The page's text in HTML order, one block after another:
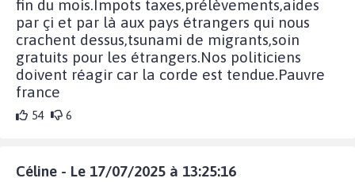
fin du mois.Impots taxes,prélèvements,aides
par çi et par là aux pays étrangers qui nous
crachent dessus,tsunami de migrants,soin
gratuits pour les étrangers.Nos politiciens
doivent réagir car la corde est tendue.Pauvre
france
54 6
Céline - Le 17/07/2025 à 13:25:16